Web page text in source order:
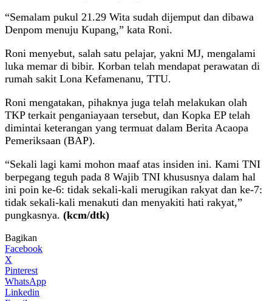
“Semalam pukul 21.29 Wita sudah dijemput dan dibawa
Denpom menuju Kupang,” kata Roni.
Roni menyebut, salah satu pelajar, yakni MJ, mengalami
luka memar di bibir. Korban telah mendapat perawatan di
rumah sakit Lona Kefamenanu, TTU.
Roni mengatakan, pihaknya juga telah melakukan olah
TKP terkait penganiayaan tersebut, dan Kopka EP telah
dimintai keterangan yang termuat dalam Berita Acaopa
Pemeriksaan (BAP).
“Sekali lagi kami mohon maaf atas insiden ini. Kami TNI
berpegang teguh pada 8 Wajib TNI khususnya dalam hal
ini poin ke-6: tidak sekali-kali merugikan rakyat dan ke-7:
tidak sekali-kali menakuti dan menyakiti hati rakyat,”
pungkasnya. (kcm/dtk)
Bagikan
Facebook
X
Pinterest
WhatsApp
Linkedin